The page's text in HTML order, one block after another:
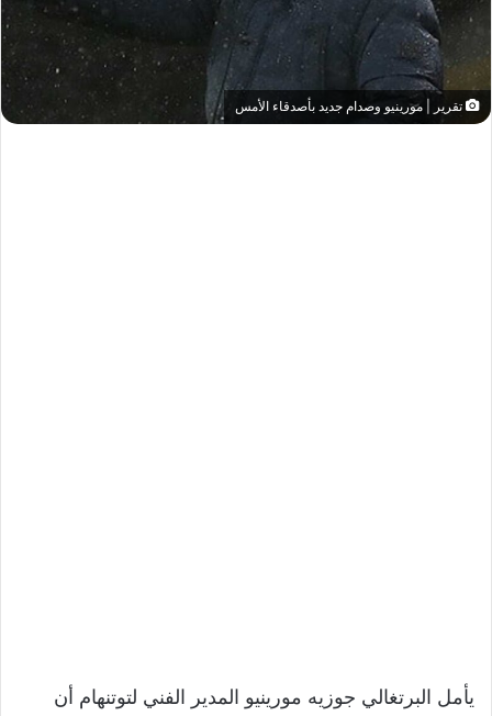
تقرير | مورينيو وصدام جديد بأصدقاء الأمس
يأمل البرتغالي جوزيه مورينيو المدير الفني لتوتنهام أن